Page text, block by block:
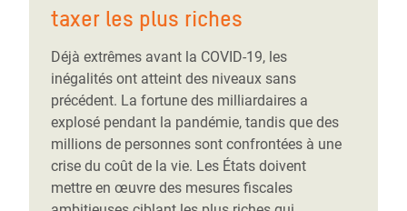
taxer les plus riches
Déjà extrêmes avant la COVID-19, les
inégalités ont atteint des niveaux sans
précédent. La fortune des milliardaires a
explosé pendant la pandémie, tandis que des
millions de personnes sont confrontées à une
crise du coût de la vie. Les États doivent
mettre en œuvre des mesures fiscales